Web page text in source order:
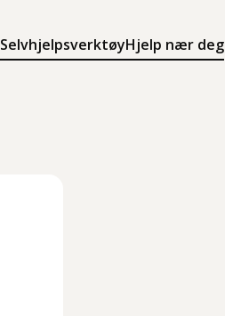
SelvhjelpsverktøyHjelp nær deg